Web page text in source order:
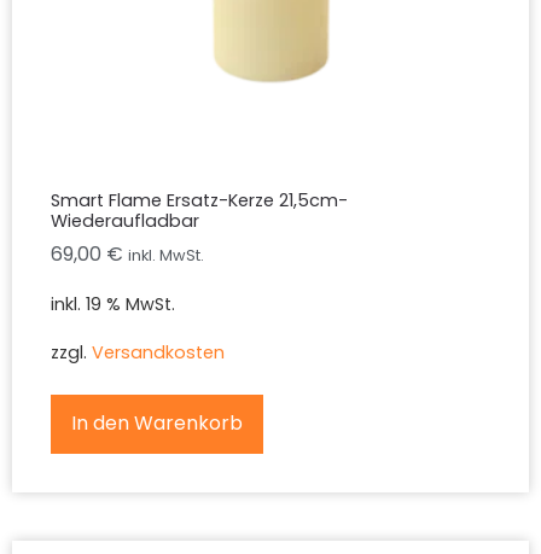
Smart Flame Ersatz-Kerze 21,5cm-
Wiederaufladbar
69,00 € inkl. MwSt.
inkl. 19 % MwSt.
zzgl. Versandkosten
In den Warenkorb